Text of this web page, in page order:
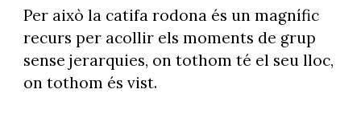
Per això la catifa rodona és un magnífic
recurs per acollir els moments de grup
sense jerarquies, on tothom té el seu lloc,
on tothom és vist.